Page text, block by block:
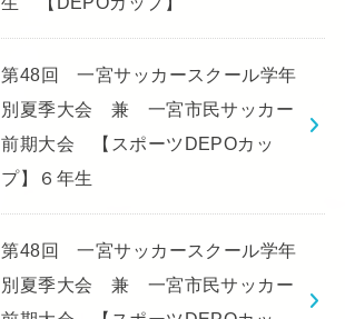
第48回 一宮サッカースクール学年
別夏季大会 兼 一宮市民サッカー
前期大会 【スポーツDEPOカッ
プ】６年生
第48回 一宮サッカースクール学年
別夏季大会 兼 一宮市民サッカー